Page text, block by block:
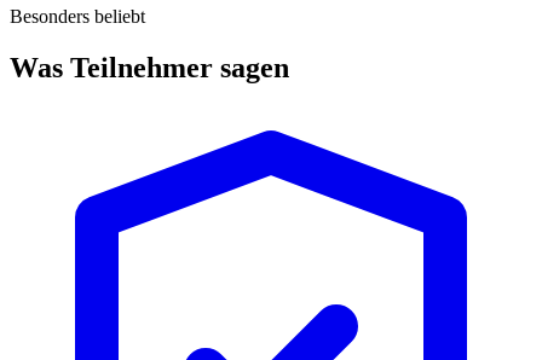
Besonders beliebt
Was Teilnehmer sagen